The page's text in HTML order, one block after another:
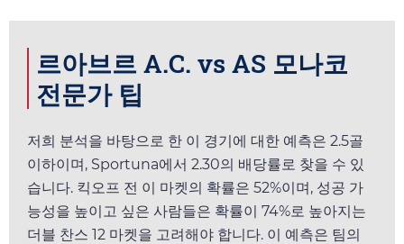
르아브르 A.C. vs AS 모나코
전문가 팁
저희 분석을 바탕으로 한 이 경기에 대한 예측은 2.5골
이하이며, Sportuna에서 2.30의 배당률로 찾을 수 있
습니다. 킥오프 전 이 마켓의 확률은 52%이며, 성공 가
능성을 높이고 싶은 사람들은 확률이 74%로 높아지는
더블 찬스 12 마켓을 고려해야 합니다. 이 예측은 팀의